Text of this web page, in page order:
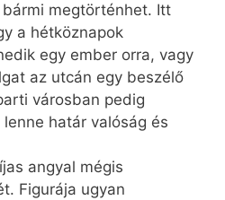
megtörténhet. Itt
a hétköznapok
egy ember orra, vagy
az utcán egy beszélő
városban pedig
határ valóság és
angyal mégis
Figurája ugyan